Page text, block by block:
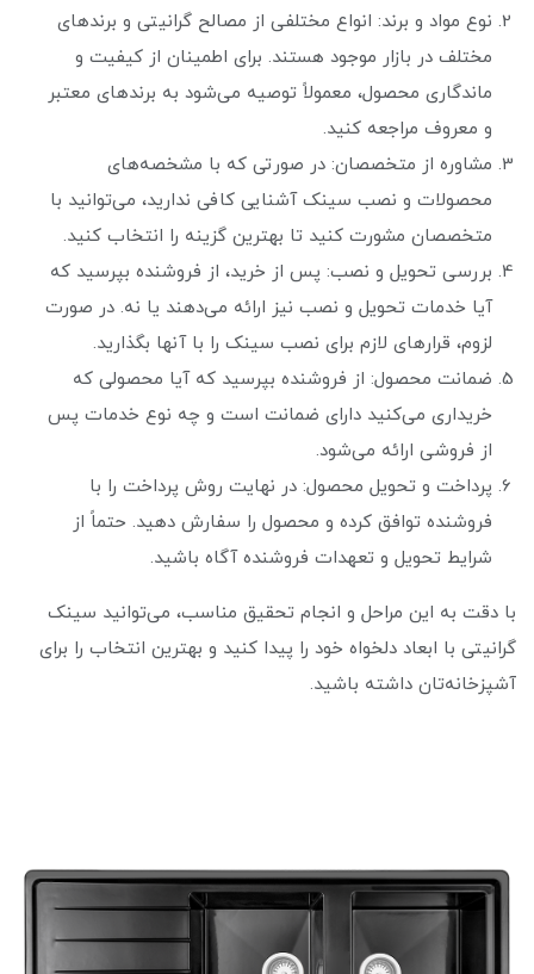
نوع مواد و برند: انواع مختلفی از مصالح گرانیتی و برندهای
مختلف در بازار موجود هستند. برای اطمینان از کیفیت و
ماندگاری محصول، معمولاً توصیه می‌شود به برندهای معتبر
و معروف مراجعه کنید.
مشاوره از متخصصان: در صورتی که با مشخصه‌های
محصولات و نصب سینک آشنایی کافی ندارید، می‌توانید با
متخصصان مشورت کنید تا بهترین گزینه را انتخاب کنید.
بررسی تحویل و نصب: پس از خرید، از فروشنده بپرسید که
آیا خدمات تحویل و نصب نیز ارائه می‌دهند یا نه. در صورت
لزوم، قرارهای لازم برای نصب سینک را با آنها بگذارید.
ضمانت محصول: از فروشنده بپرسید که آیا محصولی که
خریداری می‌کنید دارای ضمانت است و چه نوع خدمات پس
از فروشی ارائه می‌شود.
پرداخت و تحویل محصول: در نهایت روش پرداخت را با
فروشنده توافق کرده و محصول را سفارش دهید. حتماً از
شرایط تحویل و تعهدات فروشنده آگاه باشید.
با دقت به این مراحل و انجام تحقیق مناسب، می‌توانید سینک
گرانیتی با ابعاد دلخواه خود را پیدا کنید و بهترین انتخاب را برای
آشپزخانه‌تان داشته باشید.